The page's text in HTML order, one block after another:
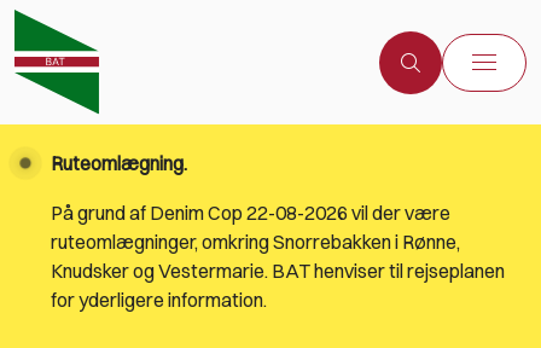
Ruteomlægning.
På grund af Denim Cop 22-08-2026 vil der være
ruteomlægninger, omkring Snorrebakken i Rønne,
Knudsker og Vestermarie. BAT henviser til rejseplanen
for yderligere information.